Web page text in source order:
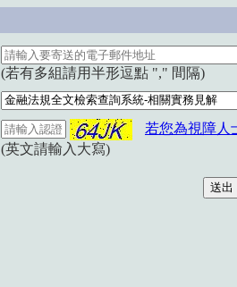
(若有多組請用半形逗點 "," 間隔)
若您為視障人
(英文請輸入大寫)